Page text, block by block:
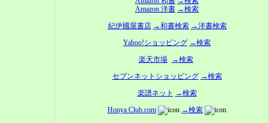
Amazon 洋書 →検索
紀伊國屋書店 →和書検索 →洋書検索
Yahoo!ショッピング →検索
楽天市場
→検索
セブンネットショッピング →検索
楽譜ネット →検索
Honya Club.com
→検索